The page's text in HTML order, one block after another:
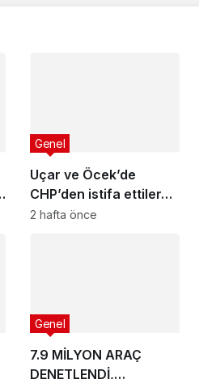
Uçar ve Öcek’de
CHP’den istifa ettiler…
Genel
2 hafta önce
​7.9 MİLYON ARAÇ
DENETLENDİ,
Genel